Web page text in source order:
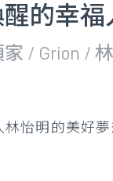
的幸福
/ Grion /
怡明的美好